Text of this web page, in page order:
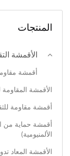
المنتجات
الأقمشة
أقمشة
الأقمشة
أقمشة مقاومة
أقمشة حماية من
الألمنيومية)
الأقمشة المعاد